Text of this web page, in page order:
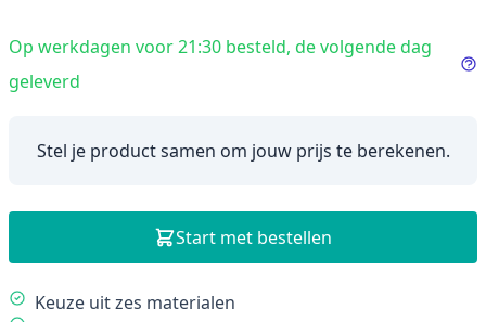
Op werkdagen voor 21:30 besteld, de volgende dag
geleverd
Stel je product samen om jouw prijs te berekenen.
Description
Keuze uit zes materialen
Start met bestellen